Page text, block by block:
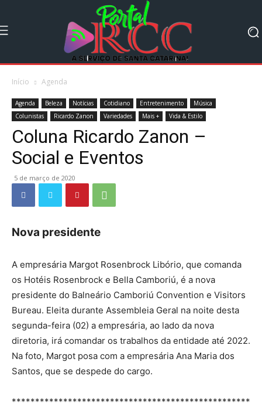
Início Agenda
Agenda Beleza Notícias Cotidiano Entretenimento
Música
Colunistas
Ricardo Zanon Variedades Mais + Vida & Estilo
Coluna Ricardo Zanon –
Social e Eventos
5 de março de 2020
Nova presidente
A empresária Margot Rosenbrock Libório, que comanda
os Hotéis Rosenbrock e Bella Camboriú, é a nova
presidente do Balneário Camboriú Convention e Visitors
Bureau. Eleita durante Assembleia Geral na noite desta
segunda-feira (02) a empresária, ao lado da nova
diretoria, irá comandar os trabalhos da entidade até 2022.
Na foto, Margot posa com a empresária Ana Maria dos
Santos, que se despede do cargo.
***************************************************